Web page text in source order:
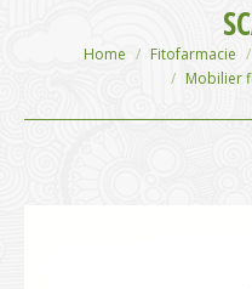
You are here:
Home Fitofarmacie
Mobilier